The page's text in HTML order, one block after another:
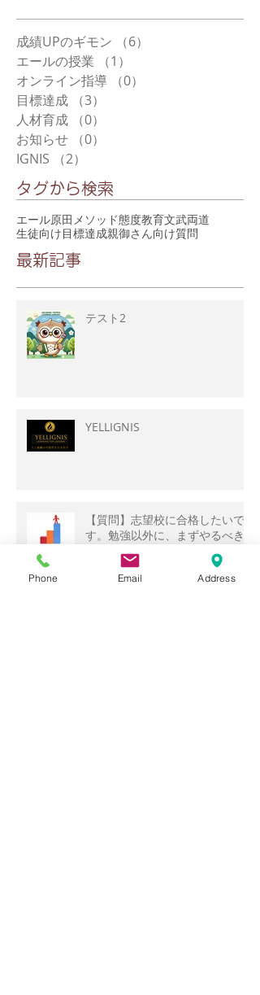
成績UPのギモン （6）
エールの授業
（1）
オンライン指導
（0）
目標達成
（3）
人材育成
（0）
お知らせ
（0）
IGNIS
（2）
タグから検索
エール原田メソッド態度教育文武両道
生徒向け目標達成親御さん向け質問
最新記事
テスト2
YELLIGNIS
【質問】志望校に合格したいで
す。勉強以外に、まずやるべき
ことは何ですか？
Phone Email Address